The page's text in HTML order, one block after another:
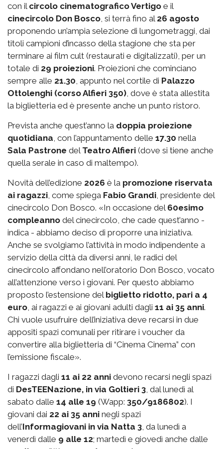
con il circolo cinematografico Vertigo e il
cinecircolo Don Bosco , si terrà fino al 26 agosto
proponendo un’ampia selezione di lungometraggi, dai
titoli campioni d’incasso della stagione che sta per
terminare ai film cult (restaurati e digitalizzati), per un
totale di 29 proiezioni. Proiezioni che cominciano
sempre alle 21.30 , appunto nel cortile di Palazzo
Ottolenghi (corso Alfieri 350) , dove è stata allestita
la biglietteria ed è presente anche un punto ristoro.
Prevista anche quest’anno la doppia proiezione
quotidiana , con l’appuntamento delle 17.30 nella
Sala Pastrone del Teatro Alfieri (dove si tiene anche
quella serale in caso di maltempo).
Novità dell’edizione 2026 è la promozione riservata
ai ragazzi , come spiega Fabio Grandi , presidente del
cinecircolo Don Bosco. «In occasione del 60esimo
compleanno del cinecircolo, che cade quest’anno -
indica - abbiamo deciso di proporre una iniziativa.
Anche se svolgiamo l’attività in modo indipendente a
servizio della città da diversi anni, le radici del
cinecircolo affondano nell’oratorio Don Bosco, vocato
all’attenzione verso i giovani. Per questo abbiamo
proposto l’estensione del biglietto ridotto, pari a 4
euro , ai ragazzi e ai giovani adulti dagli 11 ai 35 anni.
Chi vuole usufruire dell’iniziativa deve recarsi in due
appositi spazi comunali per ritirare i voucher da
convertire alla biglietteria di “Cinema Cinema” con
l’emissione fiscale».
I ragazzi dagli 11 ai 22 anni devono recarsi negli spazi
di DesTEENazione, in via Goltieri 3 , dal lunedì al
sabato dalle 14 alle 19 (Wapp: 350/9186802). I
giovani dai 22 ai 35 anni negli spazi
dell’Informagiovani in via Natta 3 , da lunedì a
venerdì dalle 9 alle 12; martedì e giovedì anche dalle